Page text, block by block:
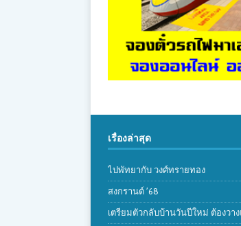
เรื่องล่าสุด
ไปพัทยากับ วงศ์ทรายทอง
สงกรานต์ ’68
เตรียมตัวกลับบ้านวันปีใหม่ ต้องวา